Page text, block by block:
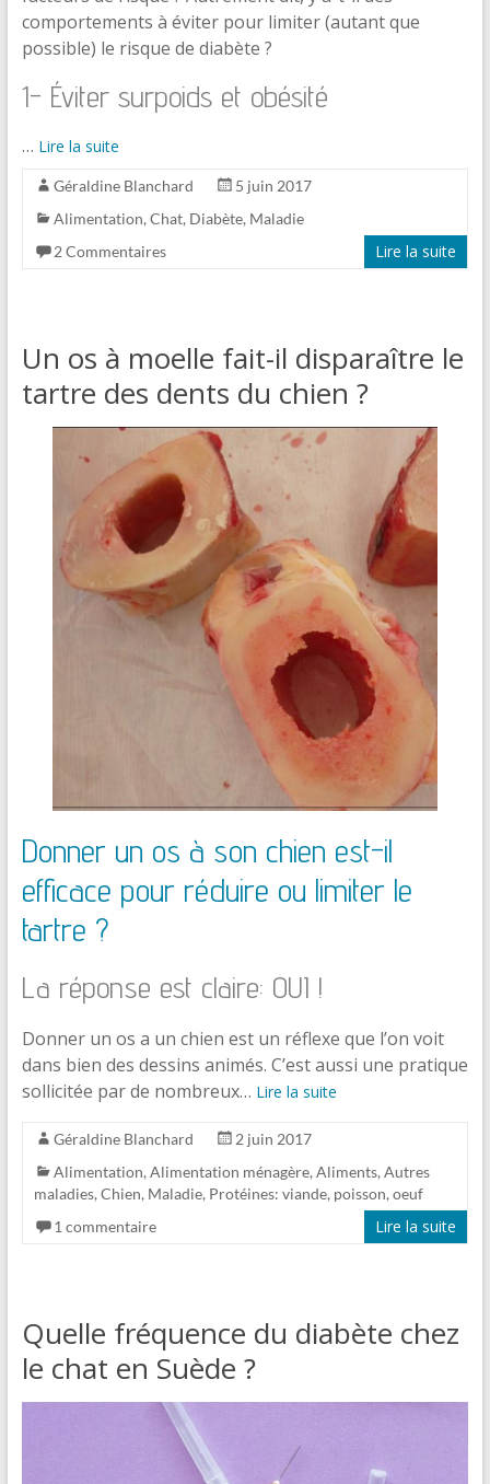
comportements à éviter pour limiter (autant que
possible) le risque de diabète ?
1- Éviter surpoids et obésité
… Lire la suite
Géraldine Blanchard
5 juin 2017
Alimentation, Chat, Diabète, Maladie
2 Commentaires
Lire la suite
Un os à moelle fait-il disparaître le
tartre des dents du chien ?
Donner un os à son chien est-il
efficace pour réduire ou limiter le
tartre ?
La réponse est claire: OUI !
Donner un os a un chien est un réflexe que l’on voit
dans bien des dessins animés. C’est aussi une pratique
sollicitée par de nombreux… Lire la suite
Géraldine Blanchard
2 juin 2017
Alimentation, Alimentation ménagère, Aliments, Autres
maladies, Chien, Maladie, Protéines: viande, poisson, oeuf
1 commentaire
Lire la suite
Quelle fréquence du diabète chez
le chat en Suède ?